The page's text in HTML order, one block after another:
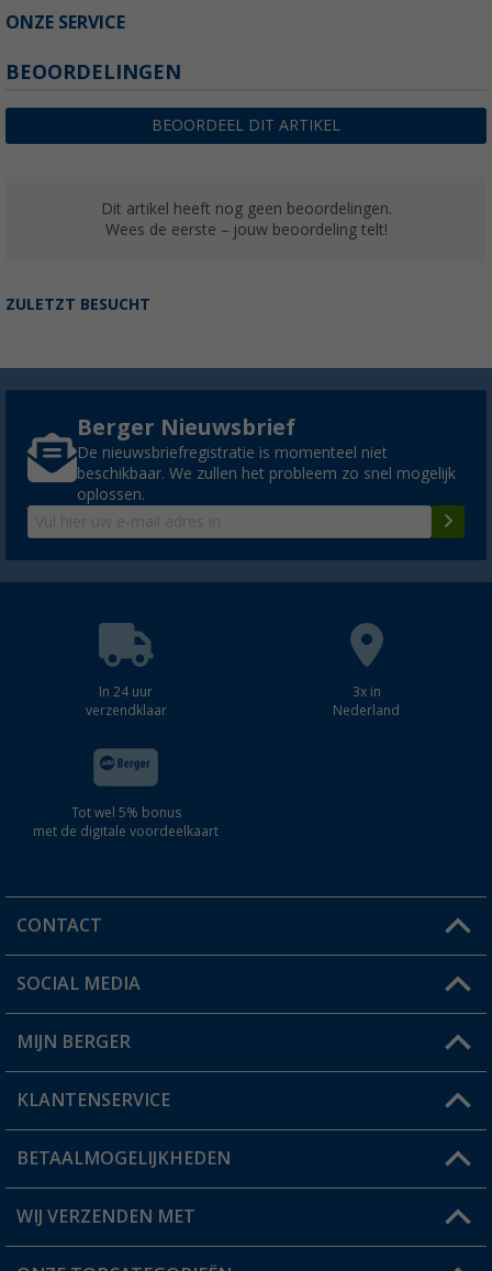
ONZE SERVICE
BEOORDELINGEN
BEOORDEEL DIT ARTIKEL
Dit artikel heeft nog geen beoordelingen.
Wees de eerste – jouw beoordeling telt!
ZULETZT BESUCHT
Berger Nieuwsbrief
De nieuwsbriefregistratie is momenteel niet
beschikbaar. We zullen het probleem zo snel mogelijk
oplossen.
In 24 uur
verzendklaar
3x in
Nederland
Tot wel 5% bonus
met de digitale voordeelkaart
CONTACT
Een vraag?
Winkel vinden
SOCIAL MEDIA
MIJN BERGER
Mijn account
Status bestelling
Verlanglijstje
KLANTENSERVICE
FAQ & Contact
Verzendinformatie
BETAALMOGELIJKHEDEN
WIJ VERZENDEN MET